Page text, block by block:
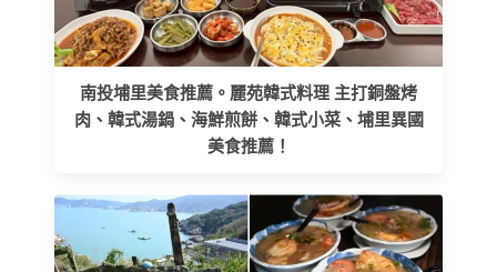
南投埔里美食推薦。麗苑韓式料理 主打銅盤烤
肉、韓式湯鍋、海鮮煎餅、韓式小菜、埔里異國
美食推薦！